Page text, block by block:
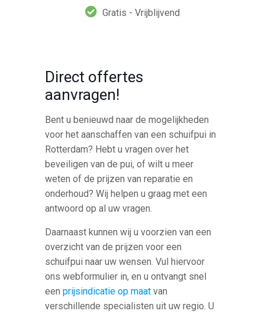
Gratis - Vrijblijvend
Direct offertes
aanvragen!
Bent u benieuwd naar de mogelijkheden
voor het aanschaffen van een schuifpui in
Rotterdam? Hebt u vragen over het
beveiligen van de pui, of wilt u meer
weten of de prijzen van reparatie en
onderhoud? Wij helpen u graag met een
antwoord op al uw vragen.
Daarnaast kunnen wij u voorzien van een
overzicht van de prijzen voor een
schuifpui naar uw wensen. Vul hiervoor
ons webformulier in, en u ontvangt snel
eenprijsindicatie op maat van
verschillende specialisten uit uw regio. U